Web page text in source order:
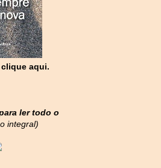
clique aqui.
ler todo o
integral)